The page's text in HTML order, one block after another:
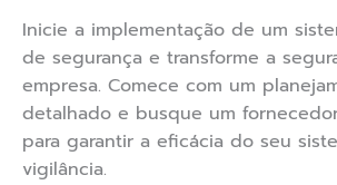
Inicie a implementação de um
de segurança e transforme a
empresa. Comece com um
detalhado e busque um
para garantir a eficácia do seu
vigilância.